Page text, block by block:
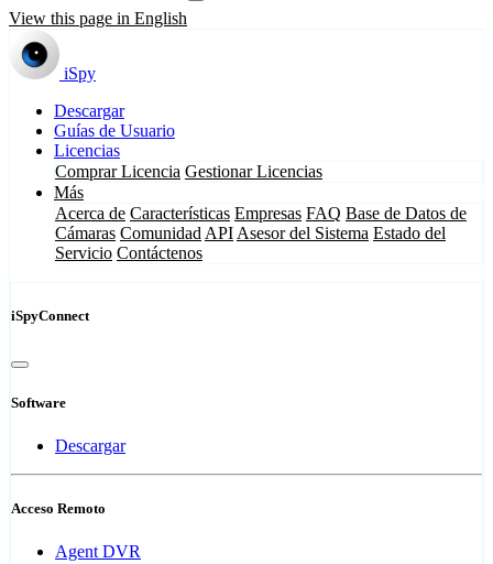
View this page in English
iSpy
Descargar
Guías de Usuario
Licencias
Comprar Licencia Gestionar Licencias
Más
Acerca de Características Empresas FAQ Base de Datos de
Cámaras Comunidad API Asesor del Sistema Estado del
Servicio Contáctenos
iSpyConnect
Software
Descargar
Acceso Remoto
Agent DVR